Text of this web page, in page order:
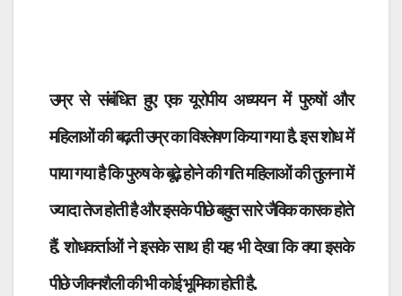
उम्र से संबंधित हुए एक यूरोपीय अध्ययन में पुरुषों और
महिलाओं की बढ़ती उम्र का विश्लेषण किया गया है. इस शोध में
पाया गया है कि पुरुष के बूढ़े होने की गति महिलाओं की तुलना में
ज्यादा तेज होती है और इसके पीछे बहुत सारे जैविक कारक होते
हैं. शोधकर्ताओं ने इसके साथ ही यह भी देखा कि क्या इसके
पीछे जीवनशैली की भी कोई भूमिका होती है.